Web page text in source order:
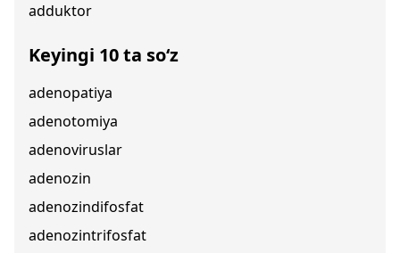
adduktor
Keyingi 10 ta so‘z
adenopatiya
adenotomiya
adenoviruslar
adenozin
adenozindifosfat
adenozintrifosfat